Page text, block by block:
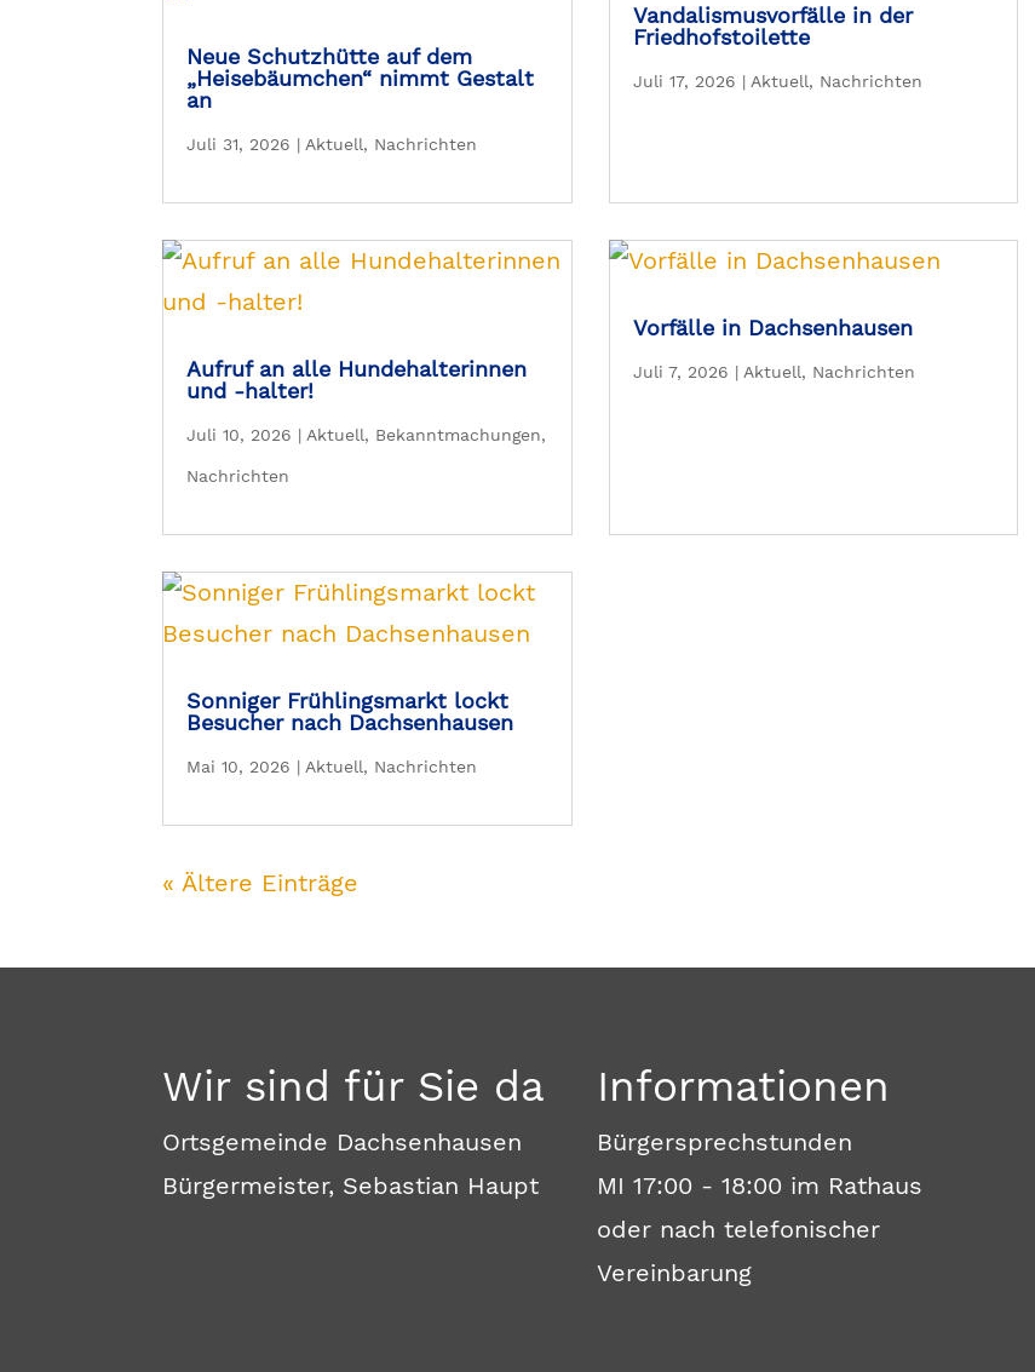
Neue Schutzhütte auf dem
„Heisebäumchen“ nimmt Gestalt
an
Juli 31, 2026 | Aktuell, Nachrichten
Vandalismusvorfälle in der
Friedhofstoilette
Juli 17, 2026 | Aktuell, Nachrichten
Aufruf an alle Hundehalterinnen
und -halter!
Juli 10, 2026 | Aktuell, Bekanntmachungen,
Nachrichten
Vorfälle in Dachsenhausen
Juli 7, 2026 | Aktuell, Nachrichten
Sonniger Frühlingsmarkt lockt
Besucher nach Dachsenhausen
Mai 10, 2026 | Aktuell, Nachrichten
« Ältere Einträge
Wir sind für Sie da
Ortsgemeinde Dachsenhausen
Bürgermeister, Sebastian Haupt
Informationen
Bürgersprechstunden
MI 17:00 - 18:00 im Rathaus
oder nach telefonischer
Vereinbarung